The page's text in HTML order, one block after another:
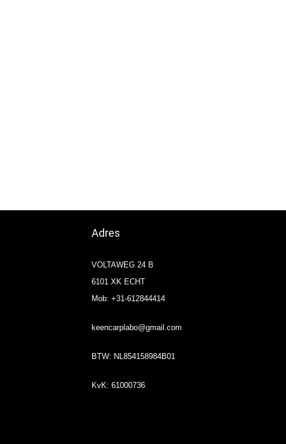
Adres
VOLTAWEG 24 B
6101 XK ECHT
Mob: +31-612844414
keencarplabo@gmail.com
BTW: NL854158984B01
KvK: 61000736